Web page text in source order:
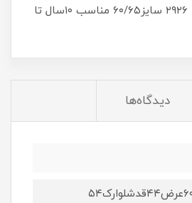
تیشرت و شلوارک Rکد ۲۹۲۶ سایز۶۰/۶۵ مناسب ۱۰سال تا
دیدگاه‌ها